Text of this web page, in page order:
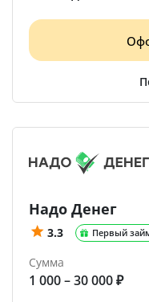
Надо Денег
3.3 Первый
Сумма
1 000 – 30 000 ₽